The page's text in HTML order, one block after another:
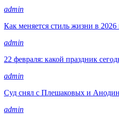
admin
Как меняется стиль жизни в
admin
22 февраля: какой праздник
admin
Суд снял с Плешаковых и
admin